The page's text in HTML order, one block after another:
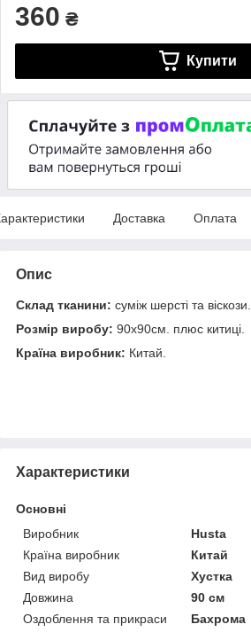
360 ₴
Купити
Доставка Оплата
Опис
Склад тканини: суміж шерсті та віскози.
Розмір виробу: 90х90см. плюс китиці.
Країна виробник: Китай.
Характеристики
Основні
Виробник
Husta
Країна виробник
Китай
Вид виробу
Хустка
Довжина
90 см
Оздоблення та прикраси
Бахрома